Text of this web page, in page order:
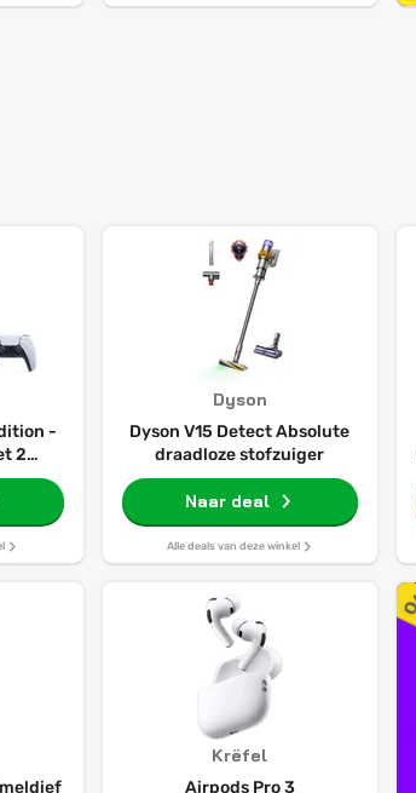
-
2
Dyson
Dyson V15 Detect Absolute
draadloze stofzuiger
Naar deal
Alle deals van deze winkel
Krëfel
Airpods Pro 3